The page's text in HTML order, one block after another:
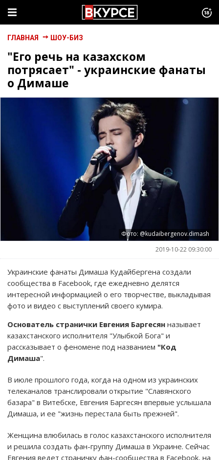
ГЛАВНАЯ ШОУ-БИЗ
"Его речь на казахском
потрясает" - украинские фанаты
о Димаше
Фото: @kudaibergenov.dimash
2019-10-22 09:30:00
Украинские фанаты Димаша Кудайбергена создали
сообщества в Facebook, где ежедневно делятся
интересной информацией о его творчестве, выкладывая
фото и видео с выступлений своего кумира.
Основатель странички Евгения Баргесян называет
казахстанского исполнителя "Улыбкой Бога" и
рассказывает о феномене под названием "Код
Димаша".
В июле прошлого года, когда на одном из украинских
телеканалов транслировали открытие "Славянского
базара" в Витебске, Евгения Баргесян впервые услышала
Димаша, и ее "жизнь перестала быть прежней".
Женщина влюбилась в голос казахстанского исполнителя
и решила создать фан-группу Димаша в Украине. Сейчас
Евгения ведет страничку фан-сообщества в Facebook, на